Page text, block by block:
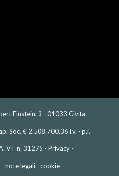
Einstein, 3 - 01033 Civita
Soc. € 2.508.700,36 i.v. - p.i.
VT n. 31276 - Privacy-
- note legali - cookie